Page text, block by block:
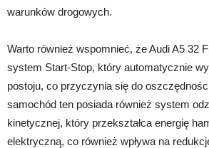
warunków drogowych.
Warto również wspomnieć, że Audi A5 32
system Start-Stop, który automatycznie
postoju, co przyczynia się do
samochód ten posiada również system
kinetycznej, który przekształca energię
elektryczną, co również wpływa na